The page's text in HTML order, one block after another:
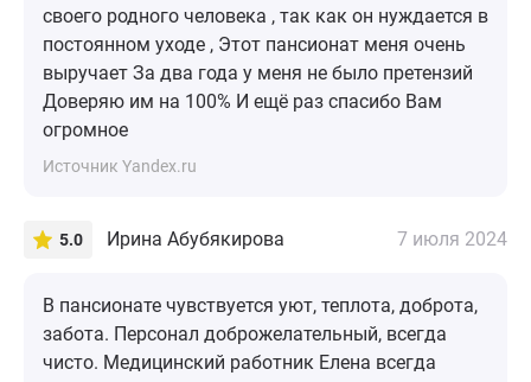
своего родного человека , так как он нуждается в
постоянном уходе , Этот пансионат меня очень
выручает За два года у меня не было претензий
Доверяю им на 100% И ещё раз спасибо Вам
огромное
Источник Yandex.ru
5.0 Ирина Абубякирова 7 июля 2024
В пансионате чувствуется уют, теплота, доброта,
забота. Персонал доброжелательный, всегда
чисто. Медицинский работник Елена всегда